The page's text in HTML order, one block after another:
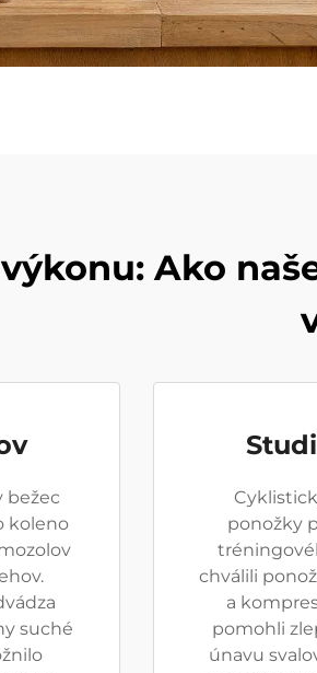
Ako
bežec
koleno
suché
ponožky
chválili
a
pomohli
únavu